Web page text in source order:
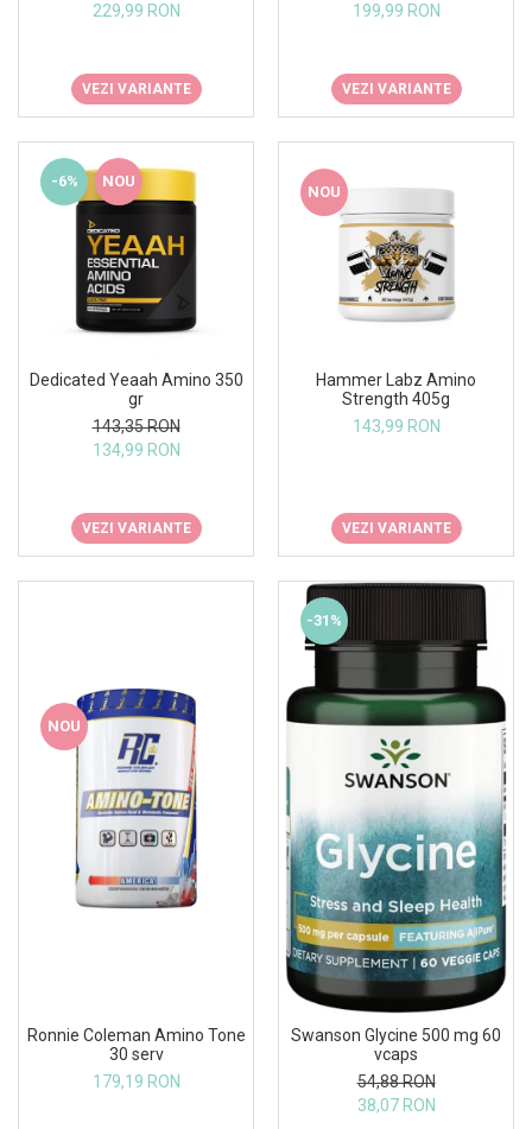
229,99 RON
VEZI VARIANTE
199,99 RON
VEZI VARIANTE
-6% NOU
Dedicated Yeaah Amino 350
gr
143,35 RON
134,99 RON
VEZI VARIANTE
NOU
Hammer Labz Amino
Strength 405g
143,99 RON
VEZI VARIANTE
NOU
Ronnie Coleman Amino Tone
30 serv
179,19 RON
-31%
Swanson Glycine 500 mg 60
vcaps
54,88 RON
38,07 RON